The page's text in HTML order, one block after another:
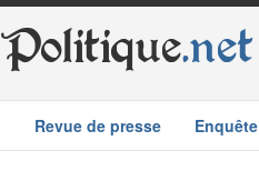
Politique.net
Revue de presse Enquête